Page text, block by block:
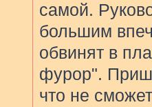
самой.
большим
обвинят в
фурор".
что не